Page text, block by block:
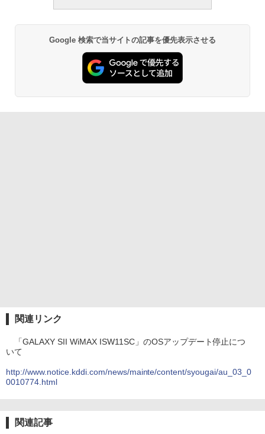
Google 検索で当サイトの記事を優先表示させる
関連リンク
「GALAXY SII WiMAX ISW11SC」のOSアップデート停止につ
いて
http://www.notice.kddi.com/news/mainte/content/syougai/au_03_0
0010774.html
関連記事